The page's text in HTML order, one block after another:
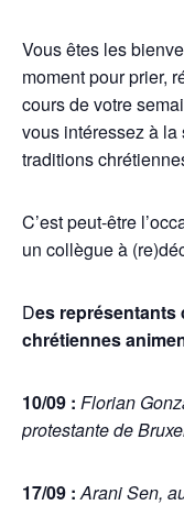
Vous êtes les
moment pour prier,
cours de votre
vous intéressez à
traditions
C’est peut-être
un collègue à
Des représentants
chrétiennes
10/09 : Florian
protestante de
17/09 : Arani Sen,